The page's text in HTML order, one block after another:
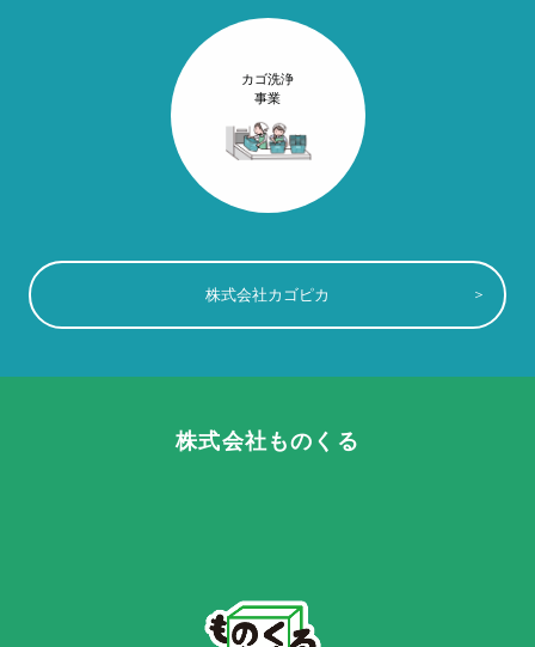
カゴ洗浄
事業
株式会社カゴピカ
株式会社ものくる